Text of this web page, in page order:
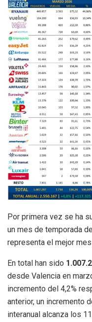
Por primera vez se ha
un mes de temporada
representa el mejor
En total han sido
desde Valencia en
incremento del 4,2%
anterior, un incremento
interanual alcanza los